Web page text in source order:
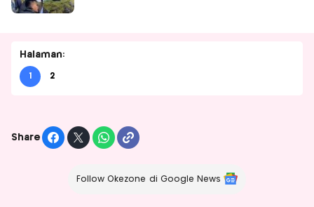
Halaman:
1 2
Share
Follow Okezone di Google News